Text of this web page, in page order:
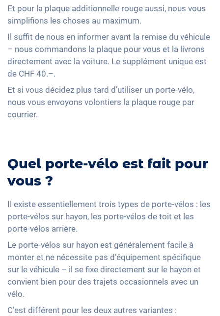
Et pour la plaque additionnelle rouge aussi, nous vous
simplifions les choses au maximum.
Il suffit de nous en informer avant la remise du véhicule
– nous commandons la plaque pour vous et la livrons
directement avec la voiture. Le supplément unique est
de CHF 40.–.
Et si vous décidez plus tard d’utiliser un porte-vélo,
nous vous envoyons volontiers la plaque rouge par
courrier.
Quel porte-vélo est fait pour
vous ?
Il existe essentiellement trois types de porte-vélos : les
porte-vélos sur hayon, les porte-vélos de toit et les
porte-vélos arrière.
Le porte-vélos sur hayon est généralement facile à
monter et ne nécessite pas d’équipement spécifique
sur le véhicule – il se fixe directement sur le hayon et
convient bien pour des trajets occasionnels avec un
vélo.
C’est différent pour les deux autres variantes :